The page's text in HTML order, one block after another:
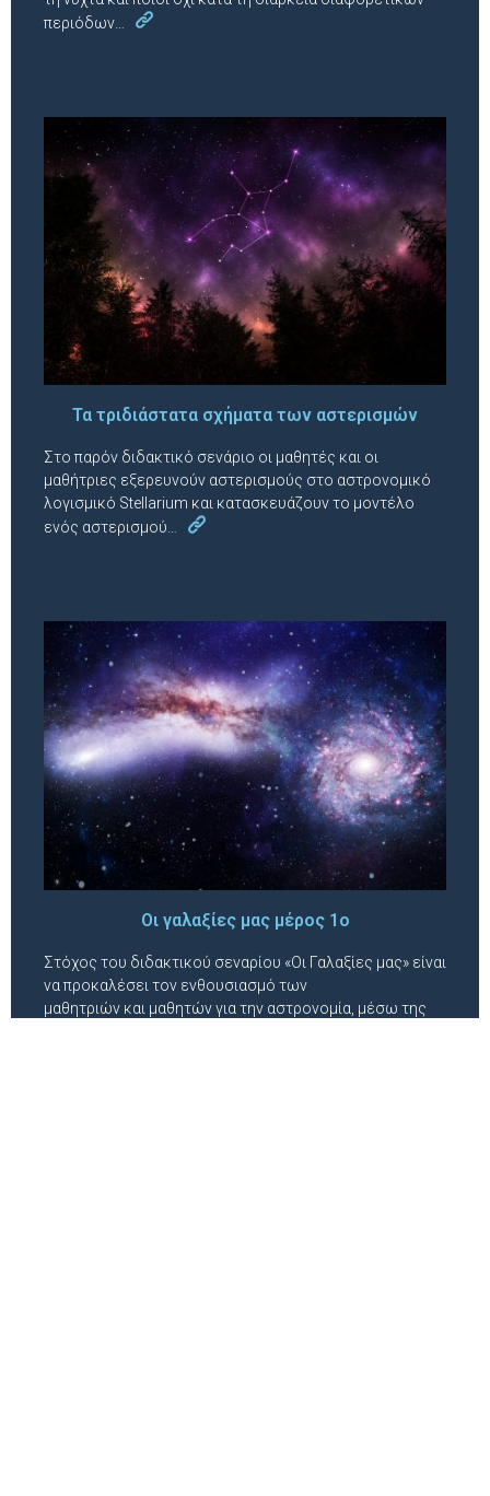
περιόδων…
Τα τριδιάστατα σχήματα των αστερισμών
Στο παρόν διδακτικό σενάριο οι μαθητές και οι
μαθήτριες εξερευνούν αστερισμούς στο αστρονομικό
λογισμικό Stellarium και κατασκευάζουν το μοντέλο
ενός αστερισμού…
Οι γαλαξίες μας μέρος 1ο
Στόχος του διδακτικού σεναρίου «Οι Γαλαξίες μας» είναι
να προκαλέσει τον ενθουσιασμό των
μαθητριών και μαθητών για την αστρονομία, μέσω της